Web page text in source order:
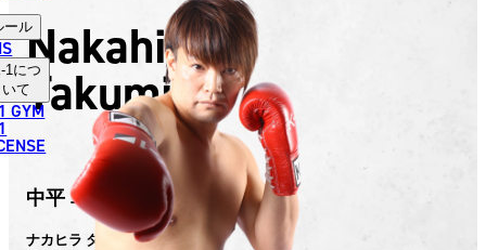
中文（简体）
中文（繁體）
ไทย
العربية
ール
1につ
いて
GYM
Nakahira
Takumi
中平 卓見
ナカヒラ タクミ